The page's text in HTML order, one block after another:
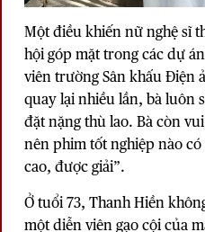
Một điều khiến nữ nghệ sĩ
hội góp mặt trong các dự
viên trường Sân khấu Điện
quay lại nhiều lần, bà luôn
đặt nặng thù lao. Bà còn
nên phim tốt nghiệp nào
cao, được giải”.
Ở tuổi 73, Thanh Hiền
một diễn viên gạo cội của